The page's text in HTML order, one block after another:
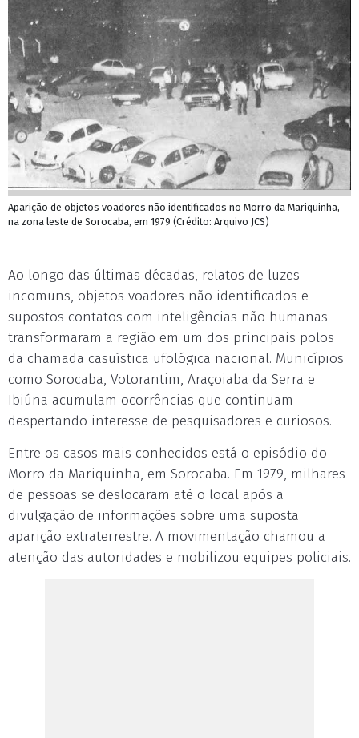
Aparição de objetos voadores não identificados no Morro da Mariquinha,
na zona leste de Sorocaba, em 1979 (Crédito: Arquivo JCS)
Ao longo das últimas décadas, relatos de luzes
incomuns, objetos voadores não identificados e
supostos contatos com inteligências não humanas
transformaram a região em um dos principais polos
da chamada casuística ufológica nacional. Municípios
como Sorocaba, Votorantim, Araçoiaba da Serra e
Ibiúna acumulam ocorrências que continuam
despertando interesse de pesquisadores e curiosos.
Entre os casos mais conhecidos está o episódio do
Morro da Mariquinha, em Sorocaba. Em 1979, milhares
de pessoas se deslocaram até o local após a
divulgação de informações sobre uma suposta
aparição extraterrestre. A movimentação chamou a
atenção das autoridades e mobilizou equipes policiais.